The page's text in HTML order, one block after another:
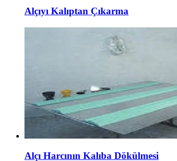
Alçıyı Kalıptan Çıkarma
Alçı Harcının Kalıba Dökülmesi